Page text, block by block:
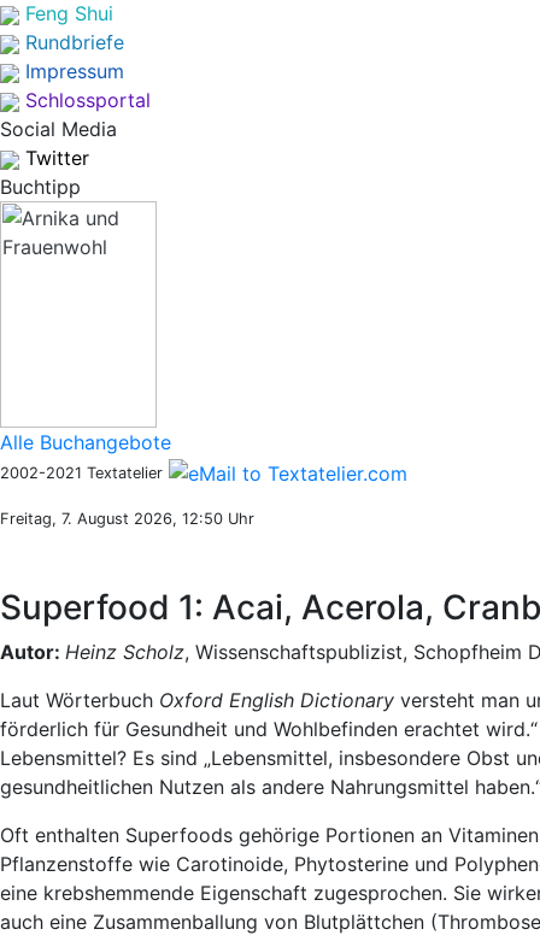
Feng Shui
Rundbriefe
Impressum
Schlossportal
Social Media
Twitter
Buchtipp
Alle Buchangebote
2002-2021 Textatelier
Freitag, 7. August 2026, 12:50 Uhr
Superfood 1: Acai, Acerola,
Autor: Heinz Scholz, Wissenschaftspublizist, Schopfheim
Laut Wörterbuch Oxford English Dictionary versteht man
förderlich für Gesundheit und Wohlbefinden erachtet
Lebensmittel? Es sind „Lebensmittel, insbesondere Obst
gesundheitlichen Nutzen als andere Nahrungsmittel
Oft enthalten Superfoods gehörige Portionen an
Pflanzenstoffe wie Carotinoide, Phytosterine und
eine krebshemmende Eigenschaft zugesprochen. Sie
auch eine Zusammenballung von Blutplättchen